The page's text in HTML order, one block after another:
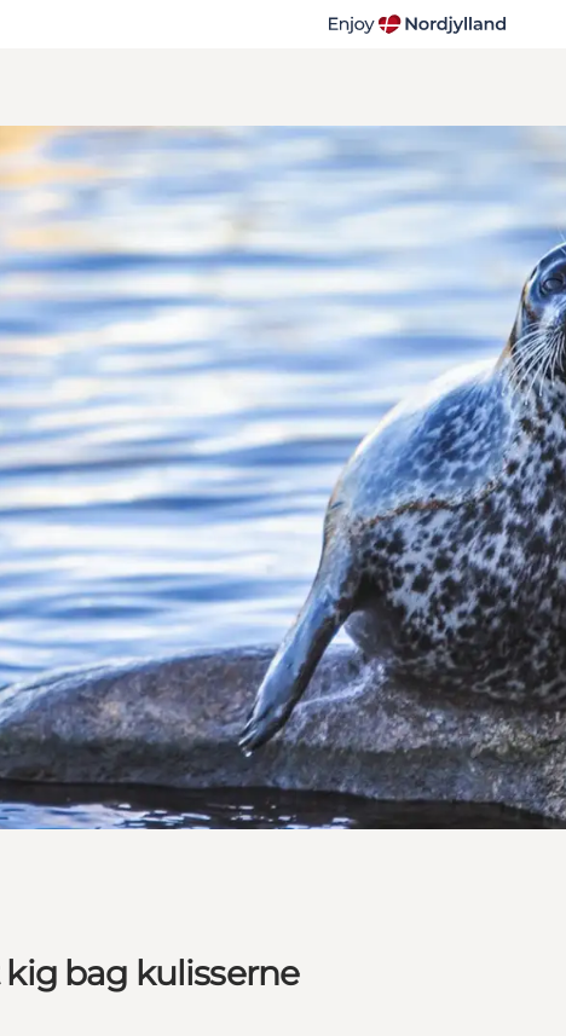
bag kulisserne